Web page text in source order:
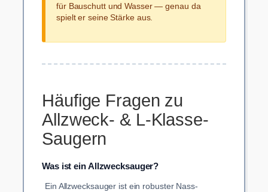
für Bauschutt und Wasser — genau da
spielt er seine Stärke aus.
Häufige Fragen zu
Allzweck- & L-Klasse-
Saugern
Was ist ein Allzwecksauger?
Ein Allzwecksauger ist ein robuster Nass-